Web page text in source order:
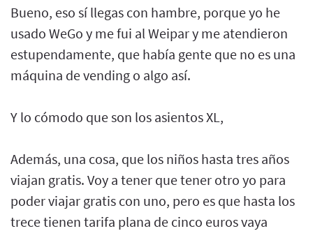
Bueno, eso sí llegas con hambre, porque yo he
usado WeGo y me fui al Weipar y me atendieron
estupendamente, que había gente que no es una
máquina de vending o algo así.
Y lo cómodo que son los asientos XL,
Además, una cosa, que los niños hasta tres años
viajan gratis. Voy a tener que tener otro yo para
poder viajar gratis con uno, pero es que hasta los
trece tienen tarifa plana de cinco euros vaya